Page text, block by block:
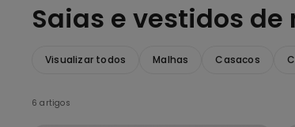
Saias e vestidos
Visualizar todos Malhas Casacos
6 artigos